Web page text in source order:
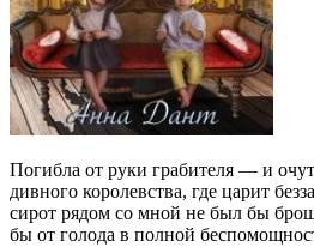
Погибла от руки грабителя — и
дивного королевства, где царит
сирот рядом со мной не был бы
бы от голода в полной